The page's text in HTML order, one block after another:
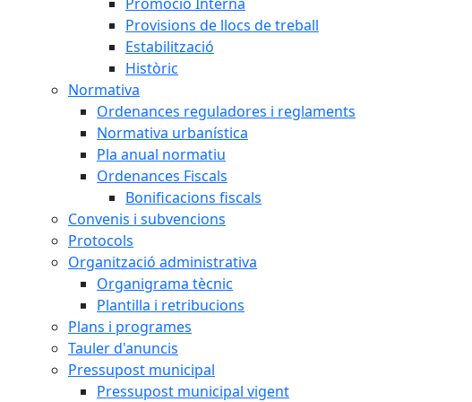
Provisions de llocs de treball
Estabilització
Històric
Normativa
Ordenances reguladores i reglaments
Normativa urbanística
Pla anual normatiu
Ordenances Fiscals
Bonificacions fiscals
Convenis i subvencions
Protocols
Organització administrativa
Organigrama tècnic
Plantilla i retribucions
Plans i programes
Tauler d'anuncis
Pressupost municipal
Pressupost municipal vigent